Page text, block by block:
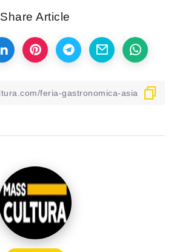
Share Article